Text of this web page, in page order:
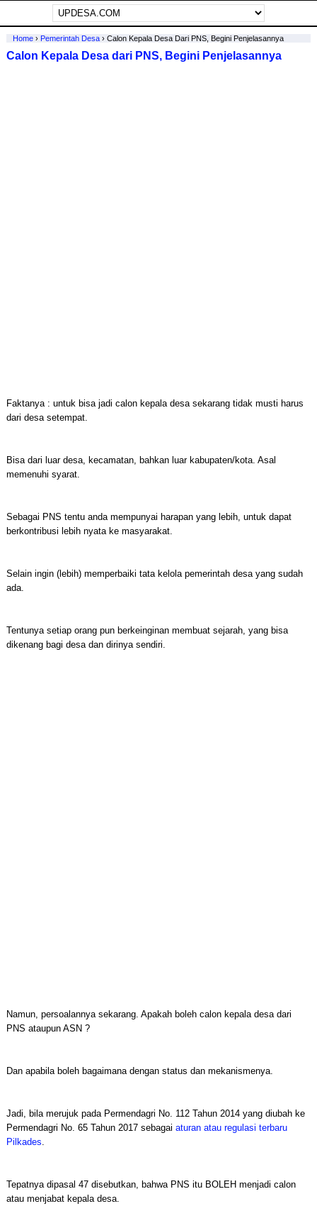
Home› Pemerintah Desa› Calon Kepala Desa Dari PNS, Begini Penjelasannya
Calon Kepala Desa dari PNS, Begini Penjelasannya
Faktanya : untuk bisa jadi calon kepala desa sekarang tidak musti harus
dari desa setempat.
Bisa dari luar desa, kecamatan, bahkan luar kabupaten/kota. Asal
memenuhi syarat.
Sebagai PNS tentu anda mempunyai harapan yang lebih, untuk dapat
berkontribusi lebih nyata ke masyarakat.
Selain ingin (lebih) memperbaiki tata kelola pemerintah desa yang sudah
ada.
Tentunya setiap orang pun berkeinginan membuat sejarah, yang bisa
dikenang bagi desa dan dirinya sendiri.
Namun, persoalannya sekarang. Apakah boleh calon kepala desa dari
PNS ataupun ASN ?
Dan apabila boleh bagaimana dengan status dan mekanismenya.
Jadi, bila merujuk pada Permendagri No. 112 Tahun 2014 yang diubah ke
Permendagri No. 65 Tahun 2017 sebagai aturan atau regulasi terbaru
Pilkades.
Tepatnya dipasal 47 disebutkan, bahwa PNS itu BOLEH menjadi calon
atau menjabat kepala desa.